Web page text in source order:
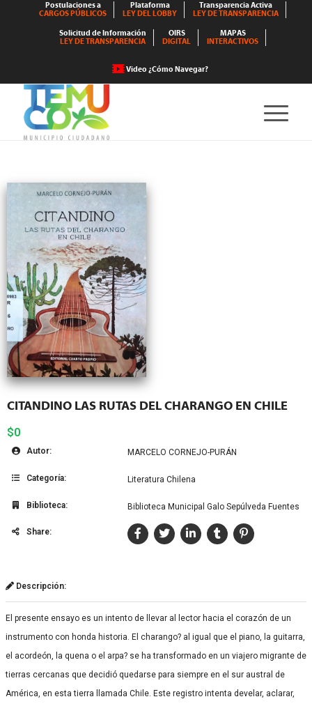
Postulaciones a
CARGOS PÚBLICOS
Plataforma
LEY DEL LOBBY
Transparencia Activa
LEY DE TRANSPARENCIA
Solicitud de Información
LEY DE TRANSPARENCIA
OIRS
DIGITAL
MAPAS
INTERACTIVOS
Video ¿Cómo Navegar?
CITANDINO LAS RUTAS DEL CHARANGO EN CHILE
$0
Autor: MARCELO CORNEJO-PURÁN
Categoría: Literatura Chilena
Biblioteca: Biblioteca Municipal Galo Sepúlveda Fuentes
Share:
Descripción:
El presente ensayo es un intento de llevar al lector hacia el corazón de un
instrumento con honda historia. El charango? al igual que el piano, la guitarra,
el acordeón, la quena o el arpa? se ha transformado en un viajero migrante de
tierras cercanas que decidió quedarse para siempre en el sur austral de
América, en esta tierra llamada Chile. Este registro intenta develar, aclarar,